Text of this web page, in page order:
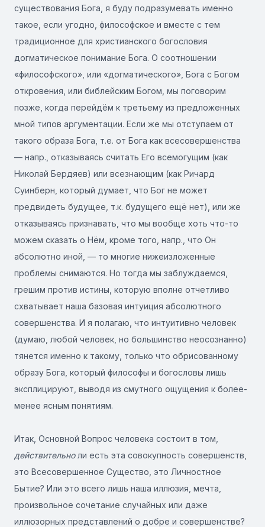
существования Бога, я буду подразумевать именно
такое, если угодно, философское и вместе с тем
традиционное для христианского богословия
догматическое понимание Бога. О соотношении
«философского», или «догматического», Бога с Богом
откровения, или библейским Богом, мы поговорим
позже, когда перейдём к третьему из предложенных
мной типов аргументации. Если же мы отступаем от
такого образа Бога, т.е. от Бога как всесовершенства
— напр., отказываясь считать Его всемогущим (как
Николай Бердяев) или всезнающим (как Ричард
Суинберн, который думает, что Бог не может
предвидеть будущее, т.к. будущего ещё нет), или же
отказываясь признавать, что мы вообще хоть что-то
можем сказать о Нём, кроме того, напр., что Он
абсолютно иной, — то многие нижеизложенные
проблемы снимаются. Но тогда мы заблуждаемся,
грешим против истины, которую вполне отчетливо
схватывает наша базовая интуиция абсолютного
совершенства. И я полагаю, что интуитивно человек
(думаю, любой человек, но большинство неосознанно)
тянется именно к такому, только что обрисованному
образу Бога, который философы и богословы лишь
эксплицируют, выводя из смутного ощущения к более-
менее ясным понятиям.
Итак, Основной Вопрос человека состоит в том,
действительноли есть эта совокупность совершенств,
это Всесовершенное Существо, это Личностное
Бытие? Или это всего лишь наша иллюзия, мечта,
произвольное сочетание случайных или даже
иллюзорных представлений о добре и совершенстве?